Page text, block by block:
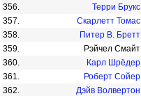
356.
Терри Брукс
357.
Скарлетт Томас
358.
Питер В. Бретт
359.
Рэйчел Смайт
360.
Карл Шрёдер
361.
Роберт Сойер
362.
Дэйв Волвертон